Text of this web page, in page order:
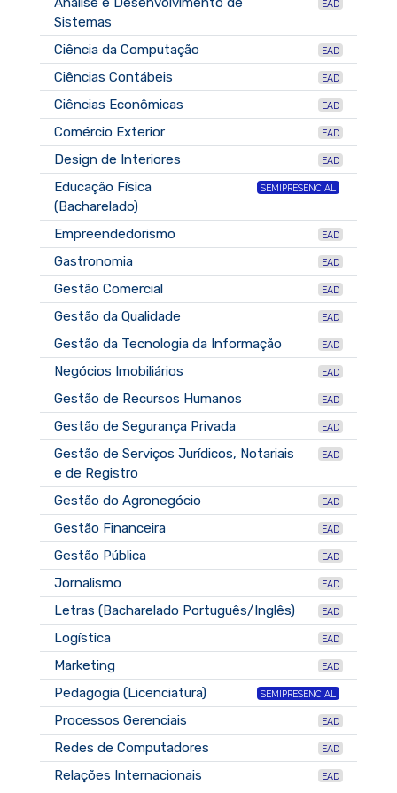
Sistemas
EAD
Ciência da Computação EAD
Ciências Contábeis EAD
Ciências Econômicas EAD
Comércio Exterior EAD
Design de Interiores EAD
Educação Física
(Bacharelado)
SEMIPRESENCIAL
Empreendedorismo EAD
Gastronomia EAD
Gestão Comercial EAD
Gestão da Qualidade EAD
Gestão da Tecnologia da Informação EAD
Negócios Imobiliários EAD
Gestão de Recursos Humanos EAD
Gestão de Segurança Privada EAD
Gestão de Serviços Jurídicos, Notariais
e de Registro
EAD
Gestão do Agronegócio EAD
Gestão Financeira EAD
Gestão Pública EAD
Jornalismo EAD
Letras (Bacharelado Português/Inglês) EAD
Logística EAD
Marketing EAD
Pedagogia (Licenciatura) SEMIPRESENCIAL
Processos Gerenciais EAD
Redes de Computadores EAD
Relações Internacionais EAD